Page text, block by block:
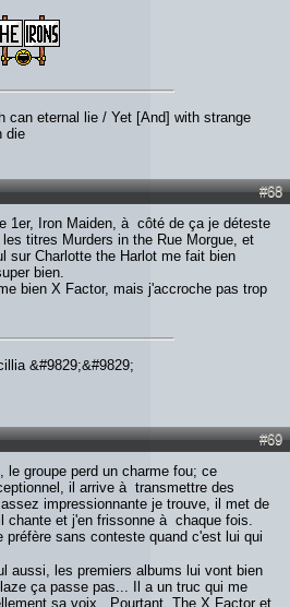
can eternal lie / Yet [And] with strange
die
#68
1er, Iron Maiden, à côté de ça je déteste
titres Murders in the Rue Morgue, et
sur Charlotte the Harlot me fait bien
bien.
bien X Factor, mais j'accroche pas trop
&#9829;&#9829;
#69
le groupe perd un charme fou; ce
il arrive à transmettre des
impressionnante je trouve, il met de
chante et j'en frissonne à chaque fois.
préfère sans conteste quand c'est lui qui
aussi, les premiers albums lui vont bien
ça passe pas... Il a un truc qui me
sa voix.. Pourtant, The X Factor et